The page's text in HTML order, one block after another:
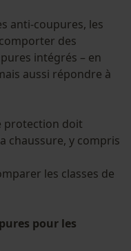
anti-coupures, les
des
intégrés – en
aussi répondre à
protection doit
chaussure, y compris
les classes de
pour les